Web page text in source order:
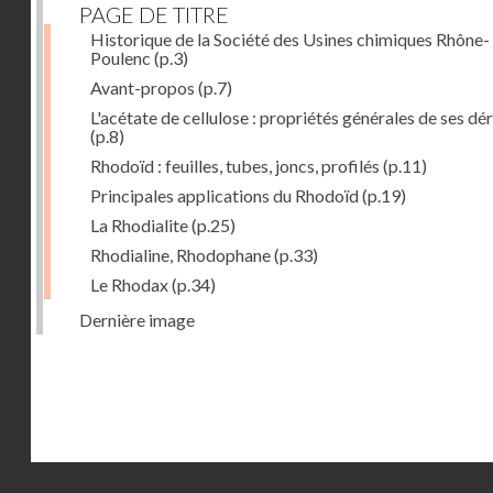
PAGE DE TITRE
Historique de la Société des Usines chimiques Rhône-
Poulenc (p.3)
Avant-propos (p.7)
L'acétate de cellulose : propriétés générales de ses
(p.8)
Rhodoïd : feuilles, tubes, joncs, profilés (p.11)
Principales applications du Rhodoïd(p.19)
La Rhodialite(p.25)
Rhodialine, Rhodophane(p.33)
Le Rhodax(p.34)
Dernière image